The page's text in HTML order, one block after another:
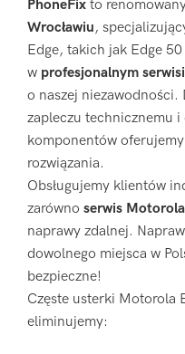
PhoneFix to
Wrocławiu,
Edge, takich jak Edge
w profesjonalnym
o naszej niezawodności.
zapleczu technicznemu
komponentów
rozwiązania.
Obsługujemy klientów
zarówno serwis
naprawy zdalnej.
dowolnego miejsca w
bezpieczne!
Częste usterki Motorola
eliminujemy: